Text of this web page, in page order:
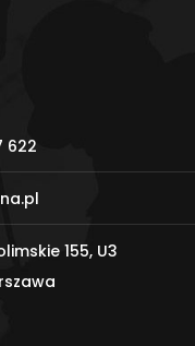
622
155, U3